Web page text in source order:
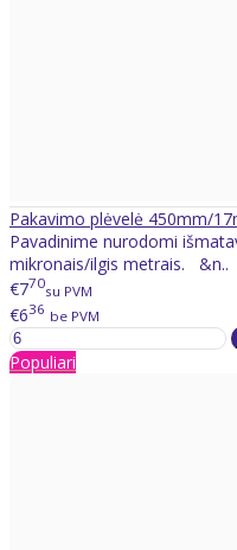
Pakavimo plėvelė 450mm/
Pavadinime nurodomi
mikronais/ilgis metrais. &n..
€770su PVM
€636 be PVM
Populiari